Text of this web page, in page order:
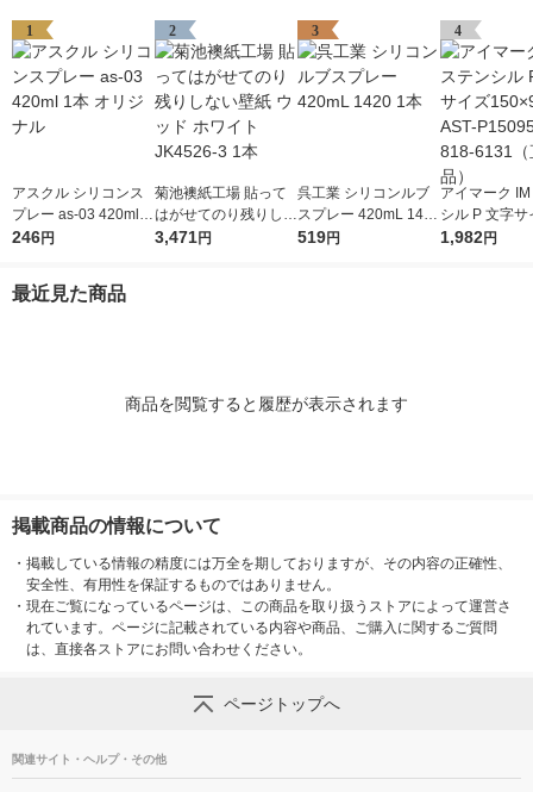
1
アスクル シリコンス
プレー as-03 420ml 1
本 オリジナル
246円
2
菊池襖紙工場 貼って
はがせてのり残りしな
い壁紙 ウッド ホワイ
3,471円
3
呉工業 シリコンルブ
スプレー 420mL 1420
1本
519円
4
アイマーク
シル P 文字
×95mm AST-
1,982円
最近見た商品
商品を閲覧すると履歴が表示されます
掲載商品の情報について
・ 掲載している情報の精度には万全を期しておりますが、その内容の正確性、
安全性、有用性を保証するものではありません。
・ 現在ご覧になっているページは、この商品を取り扱うストアによって運営さ
れています。ページに記載されている内容や商品、ご購入に関するご質問
は、直接各ストアにお問い合わせください。
ページトップへ
関連サイト・ヘルプ・その他